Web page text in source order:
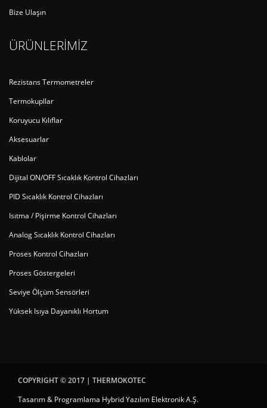
Bize Ulaşın
ÜRÜNLERİMİZ
Rezistans Termometreler
Termokupllar
Koruyucu Kılıflar
Aksesuarlar
Kablolar
Dijital ON/OFF Sıcaklık Kontrol Cihazları
PID Sıcaklık Kontrol Cihazları
Isıtma / Pişirme Kontrol Cihazları
Analog Sıcaklık Kontrol Cihazları
Proses Kontrol Cihazları
Proses Göstergeleri
Seviye Ölçüm Sensörleri
Yüksek Isıya Dayanıklı Hortum
COPYRIGHT © 2017 | THERMOKOTEC
Tasarım & Programlama Hybrid Yazılım Elektronik A.Ş.